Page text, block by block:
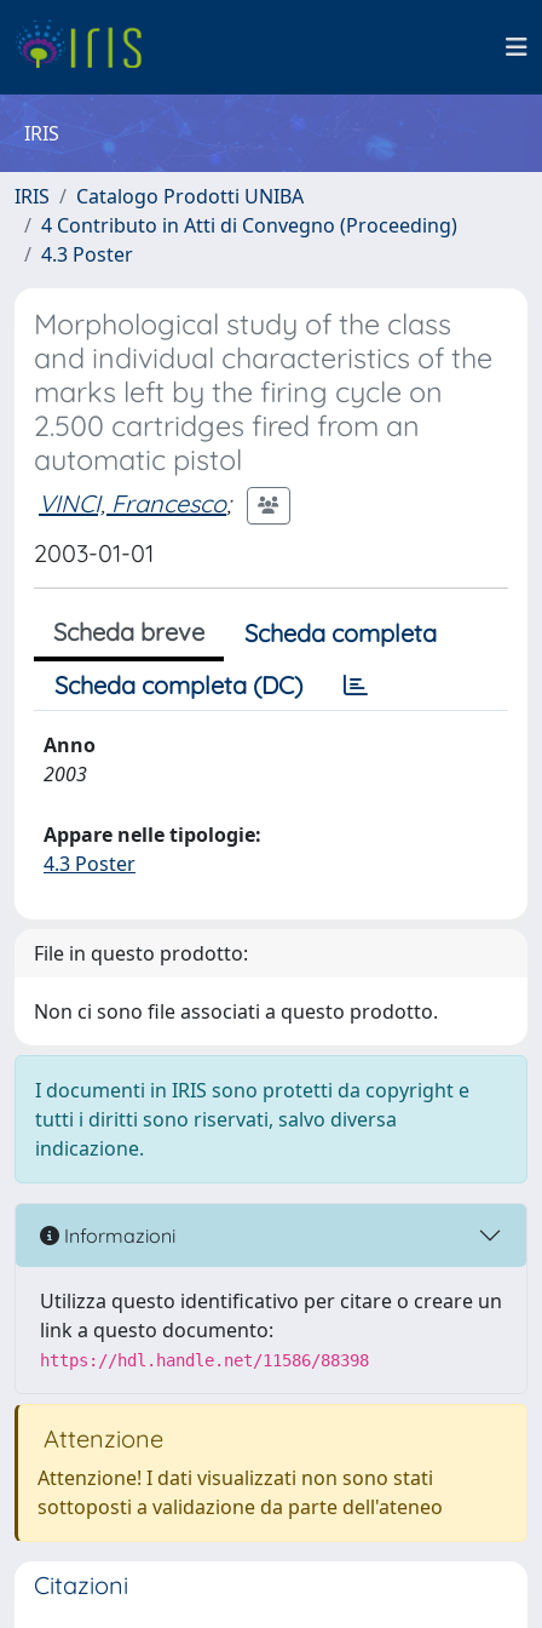
IRIS
IRIS
Catalogo Prodotti UNIBA
4 Contributo in Atti di Convegno (Proceeding)
4.3 Poster
Morphological study of the class
and individual characteristics of the
marks left by the firing cycle on
2.500 cartridges fired from an
automatic pistol
VINCI, Francesco;
2003-01-01
Scheda breve
Scheda completa
Scheda completa (DC)
Anno
2003
Appare nelle tipologie:
4.3 Poster
File in questo prodotto:
Non ci sono file associati a questo prodotto.
I documenti in IRIS sono protetti da copyright e
tutti i diritti sono riservati, salvo diversa
indicazione.
Informazioni
Utilizza questo identificativo per citare o creare un
link a questo documento:
https://hdl.handle.net/11586/88398
Attenzione
Attenzione! I dati visualizzati non sono stati
sottoposti a validazione da parte dell'ateneo
Citazioni